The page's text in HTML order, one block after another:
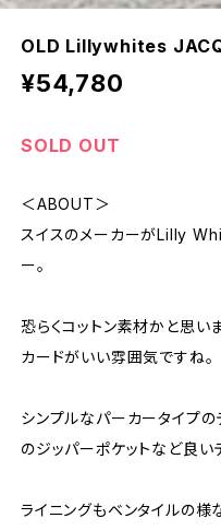
OLD Lillywhites
¥54,780
SOLD OUT
＜ABOUT＞
スイスのメーカーがLilly
ー。
恐らくコットン素材かと思い
カードがいい雰囲気ですね。
シンプルなパーカータイプ
のジッパーポケットなど良い
ライニングもベンタイルの